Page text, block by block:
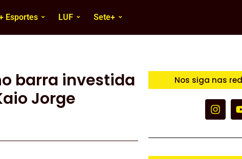
Esportes LUF Sete+
barra investida
Jorge
Nos siga nas